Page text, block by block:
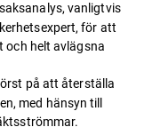
vanligtvis
för att
och helt avlägsna
på att återställa
med hänsyn till